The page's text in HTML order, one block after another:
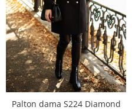
Palton dama S224 Diamond